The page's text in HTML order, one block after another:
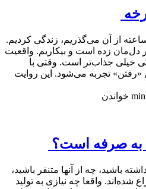
از آن می‌گذریم، زندگی کردیم.
زده است و بیکاریم. واقعیت
خیلی جذاب‌تر است. وقتی با
تجربه می‌شود. این روایت
خواندن
به صرفه است؟
باشید، چه از آنها متنفر باشید،
شده‌اند. واقعا چه نیازی به تولید